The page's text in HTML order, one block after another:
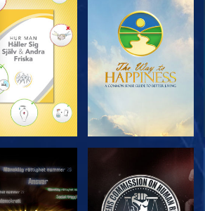
UTFORSKA
SERIEN
UTFORSKA
SERIEN
TITTA TITTA